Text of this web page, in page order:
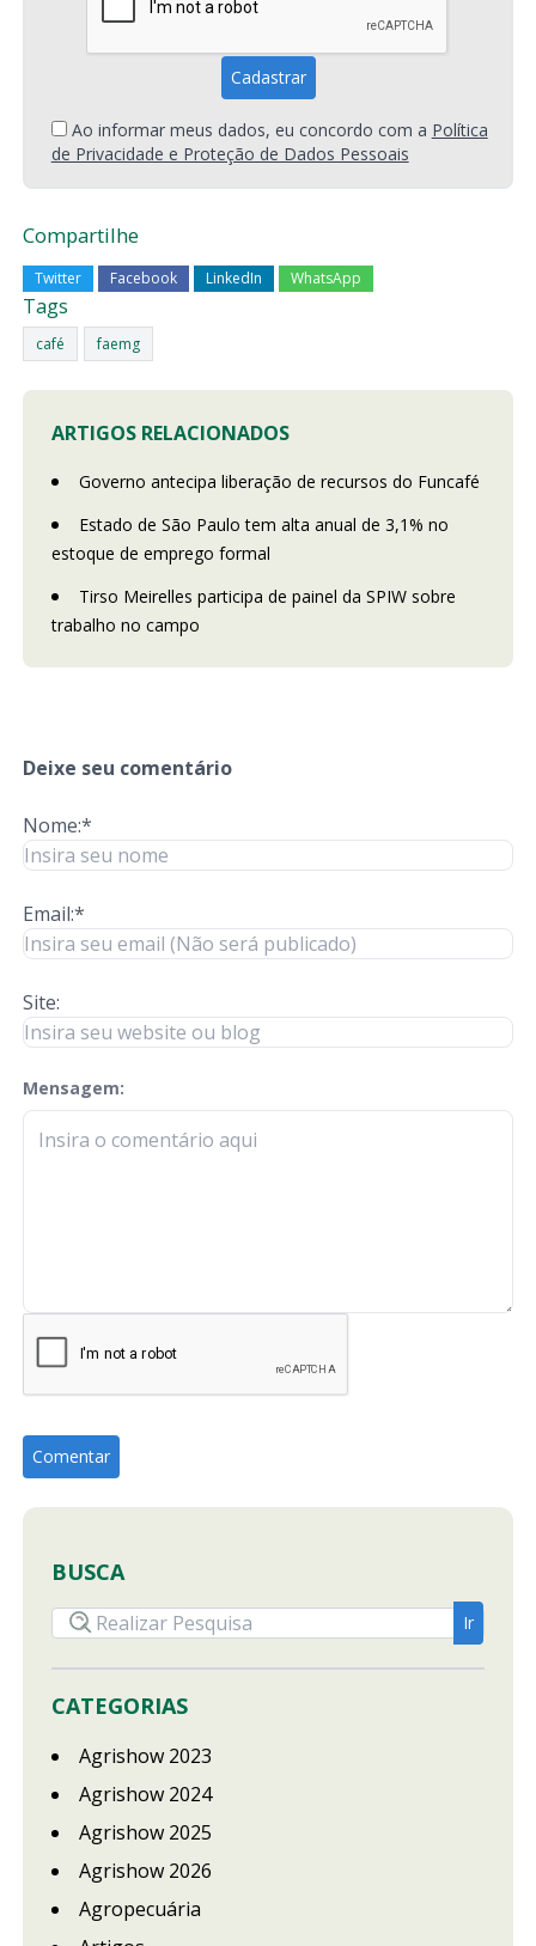
Ao informar meus dados, eu concordo com a Política
de Privacidade e Proteção de Dados Pessoais
Compartilhe
Twitter Facebook LinkedIn WhatsApp
Tags
café faemg
ARTIGOS RELACIONADOS
Governo antecipa liberação de recursos do Funcafé
Estado de São Paulo tem alta anual de 3,1% no
estoque de emprego formal
Tirso Meirelles participa de painel da SPIW sobre
trabalho no campo
Deixe seu comentário
Nome:*
Email:*
Site:
Mensagem:
check-terms
BUSCA
CATEGORIAS
Agrishow 2023
Agrishow 2024
Agrishow 2025
Agrishow 2026
Agropecuária